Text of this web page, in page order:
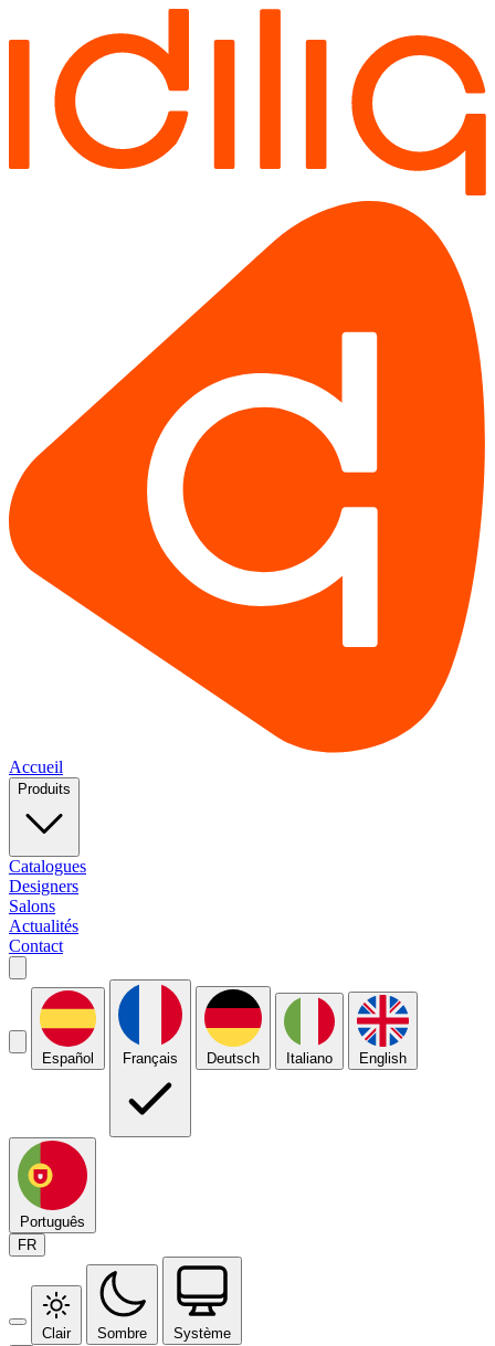
Accueil
Produits
Catalogues
Designers
Salons
Actualités
Contact
Español Français Deutsch Italiano English
Português
FR
Clair Sombre Système